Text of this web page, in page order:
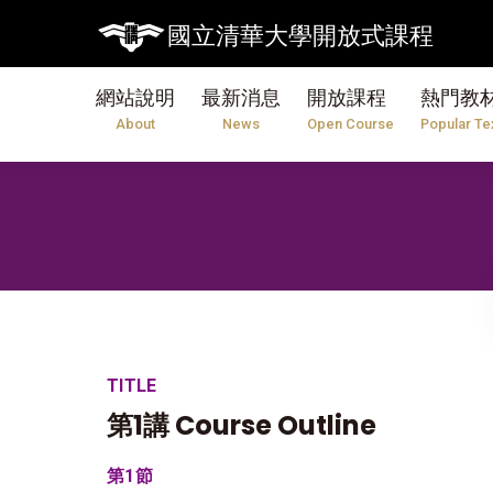
國立清華大學開放式課程
網站說明
About
最新消息
News
開放課程
Open Course
熱門教
Popular
TITLE
第1講 Course Outline
第1節